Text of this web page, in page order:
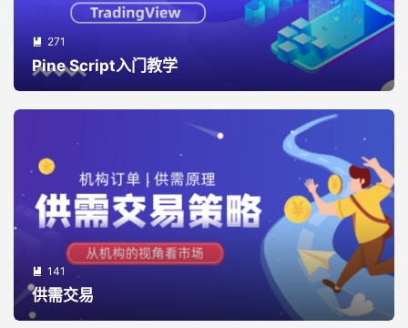
 271
Pine Script入门教学
 141
供需交易